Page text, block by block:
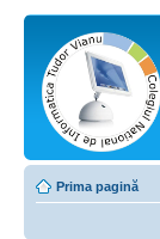
Prima pagină